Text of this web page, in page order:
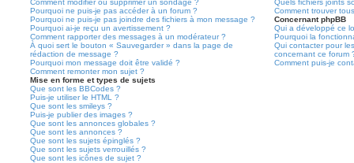
Comment modifier ou supprimer un sondage ?
Pourquoi ne puis-je pas accéder à un forum ?
Pourquoi ne puis-je pas joindre des fichiers à mon message ?
Pourquoi ai-je reçu un avertissement ?
Comment rapporter des messages à un modérateur ?
À quoi sert le bouton « Sauvegarder » dans la page de
rédaction de message ?
Pourquoi mon message doit être validé ?
Comment remonter mon sujet ?
Mise en forme et types de sujets
Que sont les BBCodes ?
Puis-je utiliser le HTML ?
Que sont les smileys ?
Puis-je publier des images ?
Que sont les annonces globales ?
Que sont les annonces ?
Que sont les sujets épinglés ?
Que sont les sujets verrouillés ?
Que sont les icônes de sujet ?
Quels fichiers joints
Comment trouver
Concernant phpBB
Qui a développé ce
Pourquoi la
Qui contacter pour
concernant ce forum
Comment puis-je